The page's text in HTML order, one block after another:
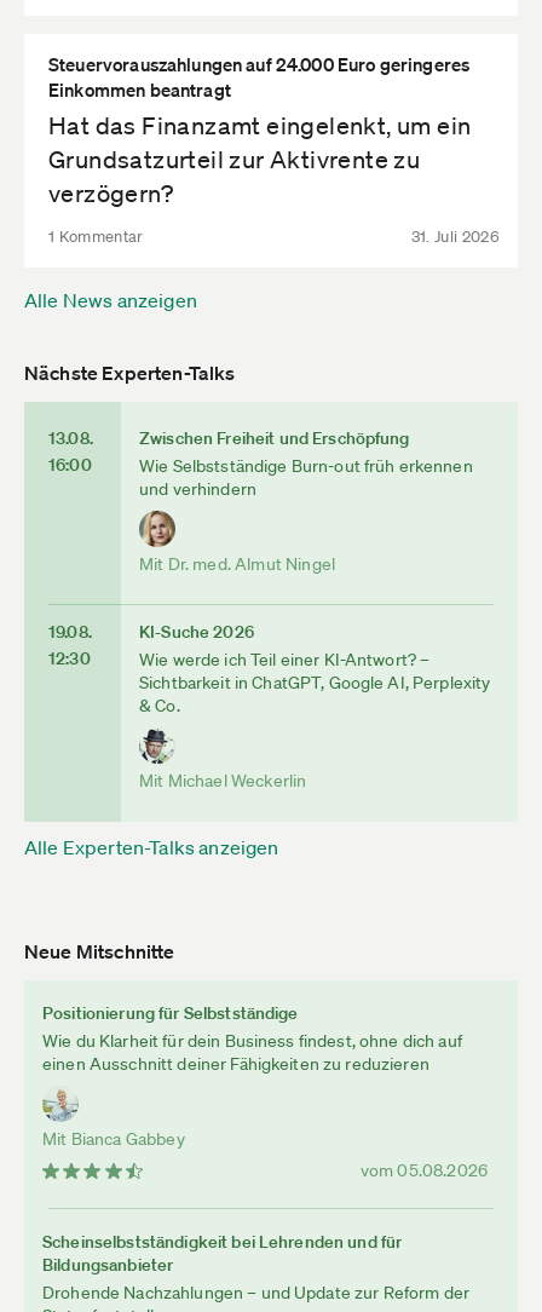
Steuervorauszahlungen auf 24.000 Euro geringeres
Einkommen beantragt
Hat das Finanzamt eingelenkt, um ein
Grundsatzurteil zur Aktivrente zu
verzögern?
1 Kommentar 31. Juli 2026
Alle News anzeigen
Nächste Experten-Talks
13.08.
16:00
Zwischen Freiheit und Erschöpfung
Wie Selbstständige Burn-out früh erkennen
und verhindern
Mit Dr. med. Almut Ningel
19.08.
12:30
KI-Suche 2026
Wie werde ich Teil einer KI-Antwort? –
Sichtbarkeit in ChatGPT, Google AI, Perplexity
& Co.
Mit Michael Weckerlin
Alle Experten-Talks anzeigen
Neue Mitschnitte
Positionierung für Selbstständige
Wie du Klarheit für dein Business findest, ohne dich auf
einen Ausschnitt deiner Fähigkeiten zu reduzieren
Mit Bianca Gabbey
vom 05.08.2026
Scheinselbstständigkeit bei Lehrenden und für
Bildungsanbieter
Drohende Nachzahlungen – und Update zur Reform der